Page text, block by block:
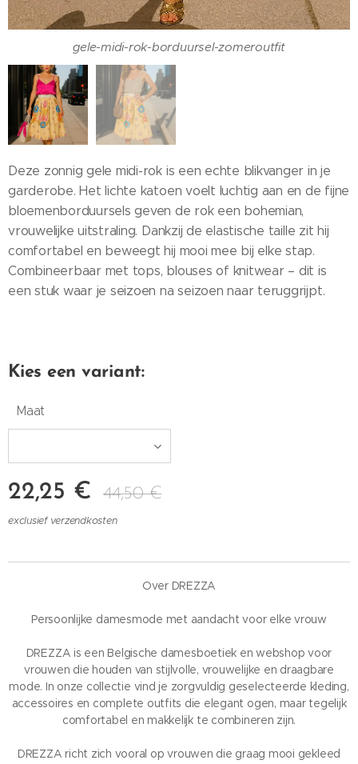
gele-midi-rok-borduursel-zomeroutfit
Deze zonnig gele midi-rok is een echte blikvanger in je
garderobe. Het lichte katoen voelt luchtig aan en de fijne
bloemenborduursels geven de rok een bohemian,
vrouwelijke uitstraling. Dankzij de elastische taille zit hij
comfortabel en beweegt hij mooi mee bij elke stap.
Combineerbaar met tops, blouses of knitwear – dit is
een stuk waar je seizoen na seizoen naar teruggrijpt.
Kies een variant:
Maat
22,25 € 44,50€
exclusief verzendkosten
Over DREZZA
Persoonlijke damesmode met aandacht voor elke vrouw
DREZZA is een Belgische damesboetiek en webshop voor
vrouwen die houden van stijlvolle, vrouwelijke en draagbare
mode. In onze collectie vind je zorgvuldig geselecteerde kleding,
accessoires en complete outfits die elegant ogen, maar tegelijk
comfortabel en makkelijk te combineren zijn.
DREZZA richt zich vooral op vrouwen die graag mooi gekleed